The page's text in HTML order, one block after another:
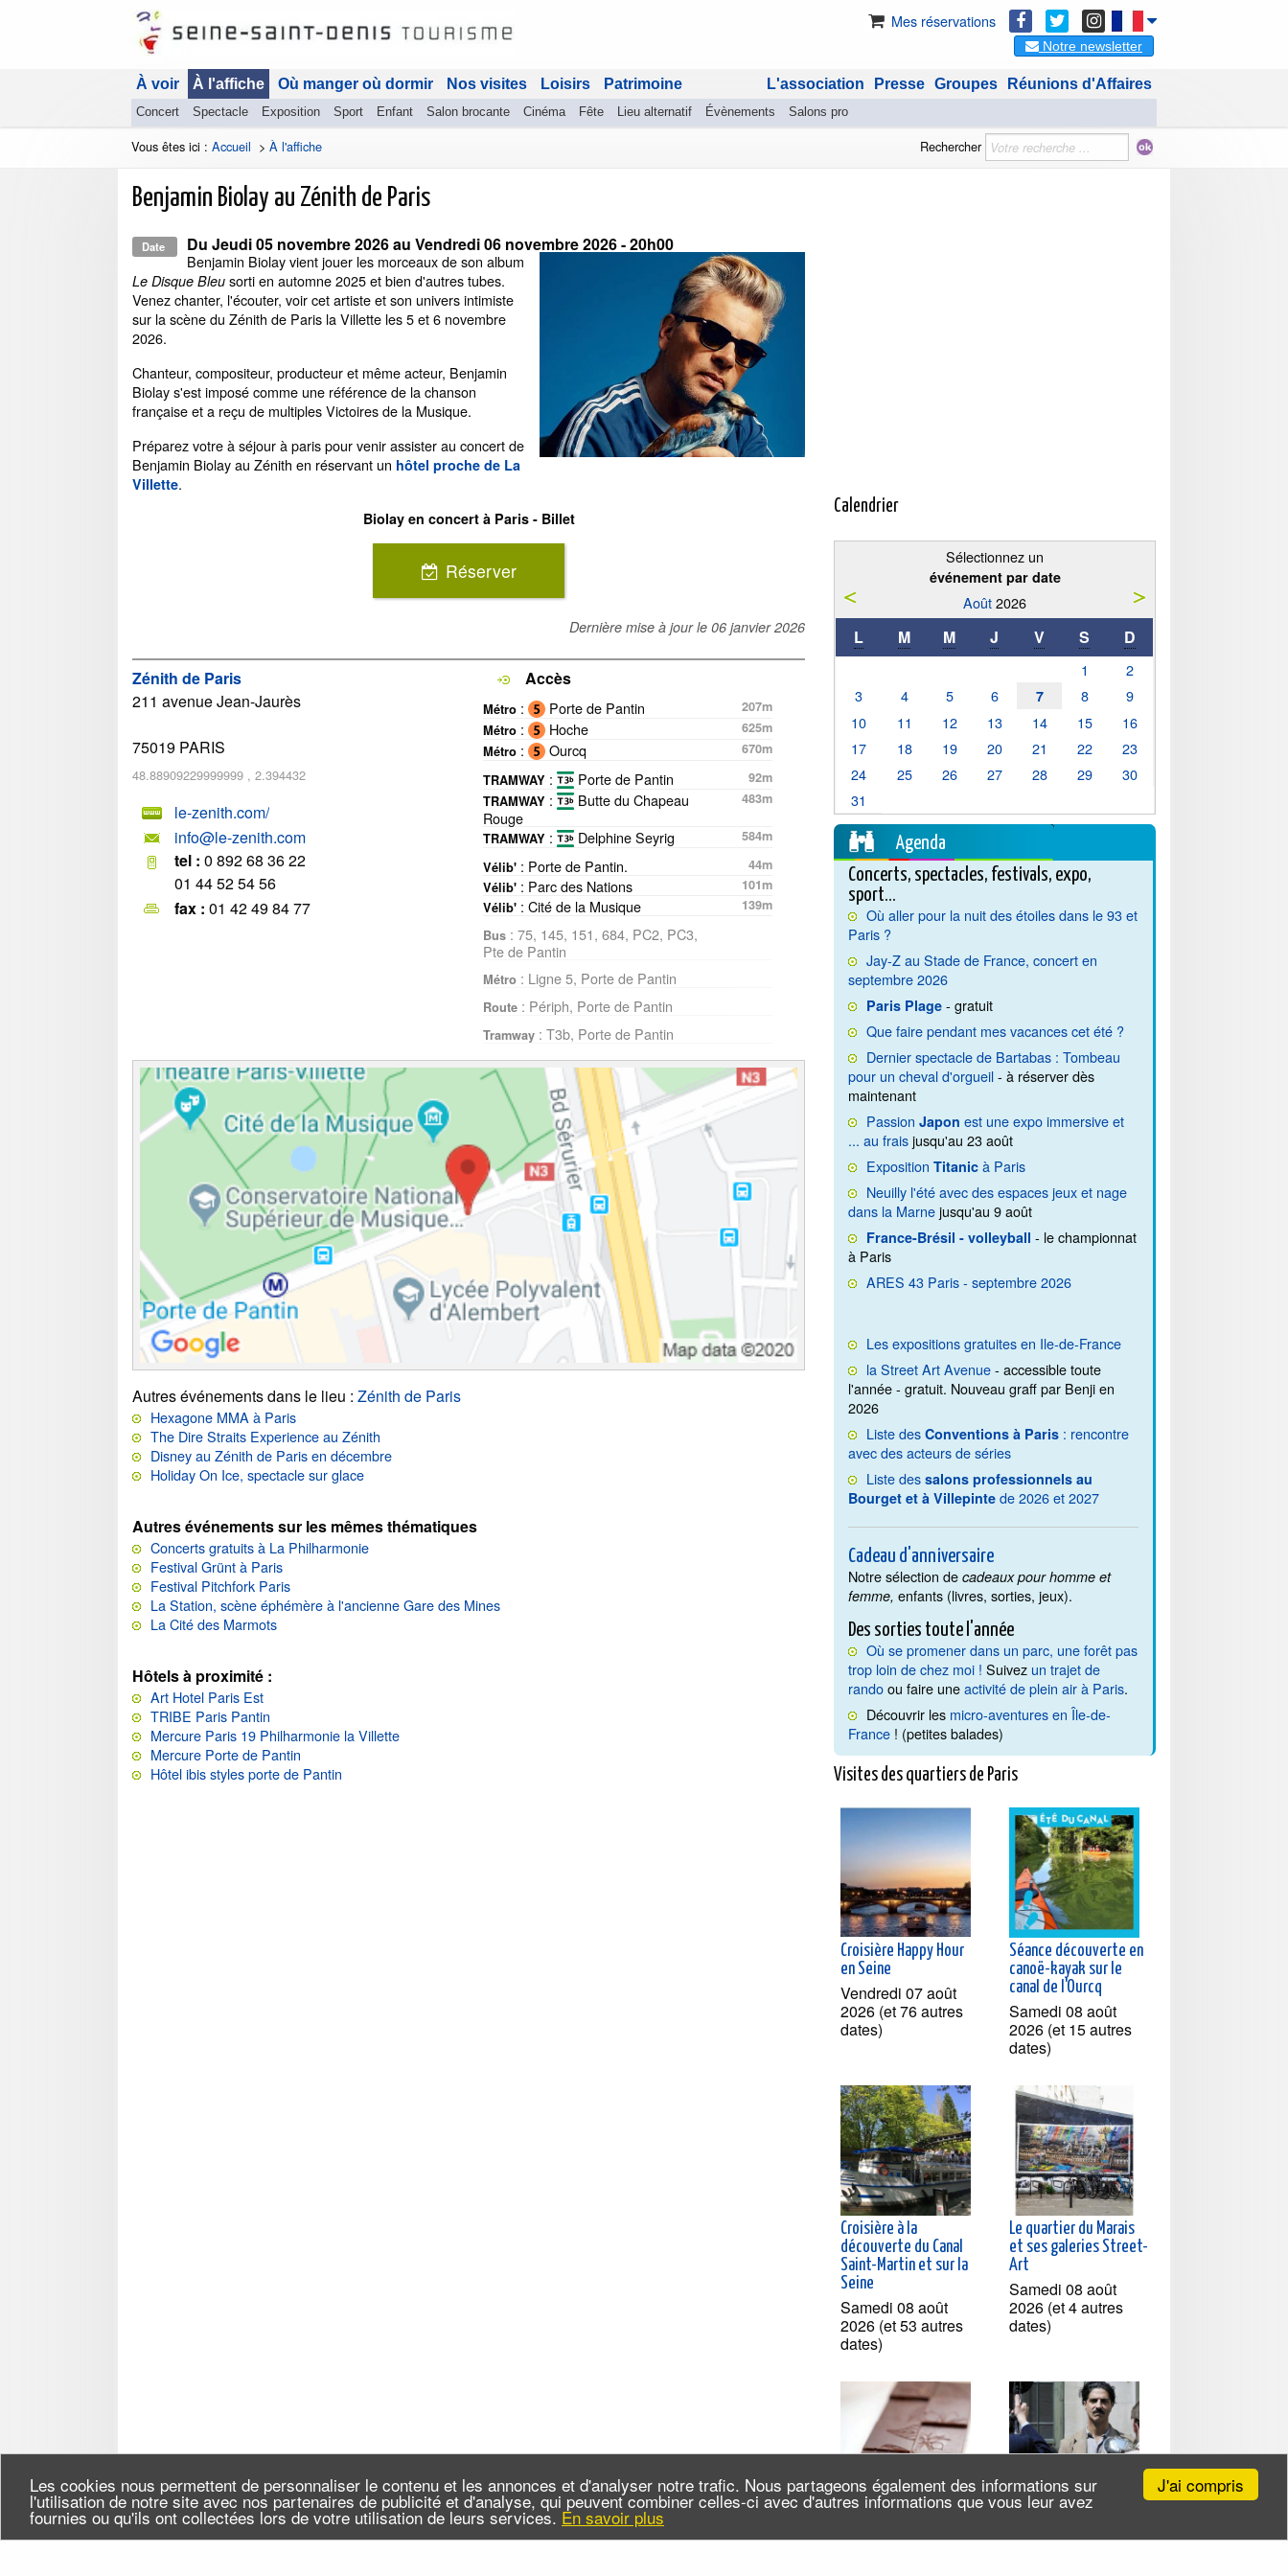
J'ai compris
Les cookies nous permettent de personnaliser le contenu et les annonces et d'analyser notre trafic. Nous partageons également des informations sur
l'utilisation de notre site avec nos partenaires de publicité et d'analyse, qui peuvent combiner celles-ci avec d'autres informations que vous leur avez
fournies ou qu'ils ont collectées lors de votre utilisation de leurs services. En savoir plus
Mes réservations
Notre newsletter
À voir À l'affiche
Concert Spectacle Exposition Sport Enfant Salon brocante Cinéma Fête Lieu alternatif Évènements Salons pro
Où manger où dormir Nos visites Loisirs Patrimoine Réunions d'Affaires
Groupes
Presse
L'association
Vous êtes ici : Accueil > À l'affiche Rechercher
Benjamin Biolay au Zénith de Paris
Date Du Jeudi 05 novembre 2026au Vendredi 06 novembre 2026- 20h00
Benjamin Biolay vient jouer les morceaux de son album
Le Disque Bleu sorti en automne 2025 et bien d'autres tubes.
Venez chanter, l'écouter, voir cet artiste et son univers intimiste
sur la scène du Zénith de Paris la Villette les 5 et 6 novembre
2026.
Chanteur, compositeur, producteur et même acteur, Benjamin
Biolay s'est imposé comme une référence de la chanson
française et a reçu de multiples Victoires de la Musique.
Préparez votre à séjour à paris pour venir assister au concert de
Benjamin Biolay au Zénith en réservant un hôtel proche de La
Villette.
Biolay en concert à Paris - Billet
Réserver
Dernière mise à jour le 06 janvier 2026
Zénith de Paris
211 avenue Jean-Jaurès
75019 PARIS
48.88909229999999 , 2.394432
le-zenith.com/
info@le-zenith.com
tel : 0 892 68 36 22
01 44 52 54 56
fax : 01 42 49 84 77
Accès
Métro : Porte de Pantin
207m
Métro : Hoche
625m
Métro : Ourcq
670m
TRAMWAY : Porte de Pantin
92m
TRAMWAY :
Butte du Chapeau
Rouge
483m
TRAMWAY : Delphine Seyrig
584m
Vélib' : Porte de Pantin.
44m
Vélib' : Parc des Nations
101m
Vélib' : Cité de la Musique
139m
Bus : 75, 145, 151, 684, PC2, PC3,
Pte de Pantin
Métro : Ligne 5, Porte de Pantin
Route : Périph, Porte de Pantin
Tramway : T3b, Porte de Pantin
Autres événements dans le lieu : Zénith de Paris
Hexagone MMA à Paris
The Dire Straits Experience au Zénith
Disney au Zénith de Paris en décembre
Holiday On Ice, spectacle sur glace
Autres événements sur les mêmes thématiques
Concerts gratuits à La Philharmonie
Festival Grünt à Paris
Festival Pitchfork Paris
La Station, scène éphémère à l'ancienne Gare des Mines
La Cité des Marmots
Hôtels à proximité :
Art Hotel Paris Est
TRIBE Paris Pantin
Mercure Paris 19 Philharmonie la Villette
Mercure Porte de Pantin
Hôtel ibis styles porte de Pantin
Calendrier
Sélectionnez un
événement par date
Août2026
L M M J V S D
1
2
3
4 5 6 7 8
9
10
11 12 13 14 15
16
17
18 19 20 21 22
23
24
25 26 27 28 29
30
31
Agenda
Concerts, spectacles, festivals, expo,
sport...
Où aller pour la nuit des étoiles dans le 93 et
Paris ?
Jay-Z au Stade de France, concert en
septembre 2026
Paris Plage - gratuit
Que faire pendant mes vacances cet été ?
Dernier spectacle de Bartabas : Tombeau
pour un cheval d'orgueil- à réserver dès
maintenant
PassionJapon est une expo immersive et
... au fraisjusqu'au 23 août
ExpositionTitanic à Paris
Neuilly l'été avec des espaces jeux et nage
dans la Marnejusqu'au 9 août
France-Brésil - volleyball - le championnat
à Paris
ARES 43 Paris - septembre 2026
Les expositions gratuites en Ile-de-France
la Street Art Avenue- accessible toute
l'année - gratuit. Nouveau graff par Benji en
2026
Liste desConventions à Paris : rencontre
avec des acteurs de séries
Liste dessalons professionnels au
Bourget et à Villepinte de 2026 et 2027
Cadeau d'anniversaire
Notre sélection decadeaux pour homme et
femme, enfants (livres, sorties, jeux).
Des sorties toute l'année
Où se promener dans un parc, une forêt pas
trop loin de chez moi ! Suivez un trajet de
randoou faire uneactivité de plein air à Paris.
Découvrir les micro-aventures en Île-de-
France ! (petites balades)
Visites des quartiers de Paris
Croisière Happy Hour
en Seine
Vendredi 07 août
2026 (et 76 autres
dates)
Séance découverte en
canoë-kayak sur le
canal de l'Ourcq
Samedi 08 août
2026 (et 15 autres
dates)
Croisière à la
découverte du Canal
Saint-Martin et sur la
Seine
Samedi 08 août
2026 (et 53 autres
dates)
Le quartier du Marais
et ses galeries Street-
Art
Samedi 08 août
2026 (et 4 autres
dates)
tablettes de chocolat
Arméniens à Belleville